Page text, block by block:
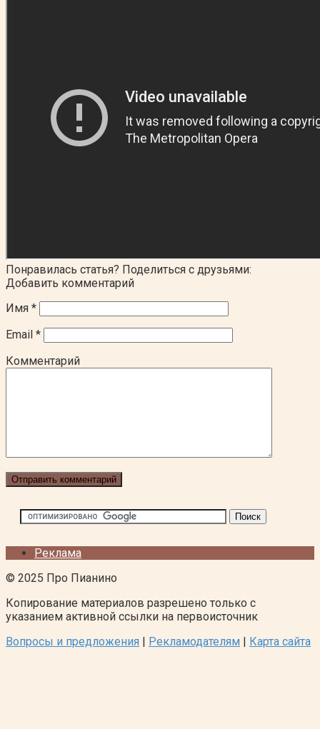
Понравилась статья? Поделиться с друзьями:
Добавить комментарий
Имя *
Email *
Комментарий
Реклама
© 2025 Про Пианино
Копирование материалов разрешено только с
указанием активной ссылки на первоисточник
Вопросы и предложения
Рекламодателям Карта сайта